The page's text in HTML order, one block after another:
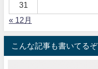
31
« 12月
こんな記事も書いてるぞ